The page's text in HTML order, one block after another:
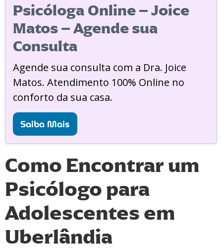
Psicóloga Online – Joice
Matos – Agende sua
Consulta
Agende sua consulta com a Dra. Joice
Matos. Atendimento 100% Online no
conforto da sua casa.
Saiba Mais
Como Encontrar um
Psicólogo para
Adolescentes em
Uberlândia